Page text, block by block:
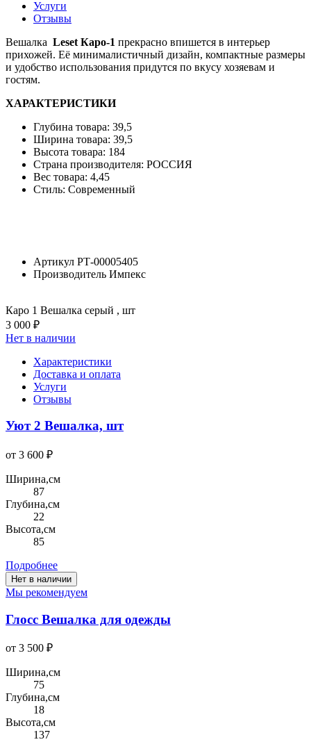
Услуги
Отзывы
Вешалка Leset Каро-1 прекрасно впишется в интерьер
прихожей. Её минималистичный дизайн, компактные размеры
и удобство использования придутся по вкусу хозяевам и
гостям.
ХАРАКТЕРИСТИКИ
Глубина товара: 39,5
Ширина товара: 39,5
Высота товара: 184
Страна производителя: РОССИЯ
Вес товара: 4,45
Стиль: Современный
Артикул РТ-00005405
Производитель Импекс
Каро 1 Вешалка серый , шт
3 000 ₽
Нет в наличии
Характеристики
Доставка и оплата
Услуги
Отзывы
Уют 2 Вешалка, шт
от 3 600 ₽
Ширина,см
87
Глубина,см
22
Высота,см
85
Подробнее
Нет в наличии
Мы рекомендуем
Глосс Вешалка для одежды
от 3 500 ₽
Ширина,см
75
Глубина,см
18
Высота,см
137